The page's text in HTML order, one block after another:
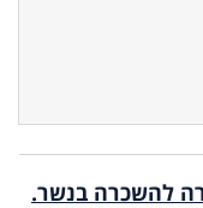
להשכרה בנשר.